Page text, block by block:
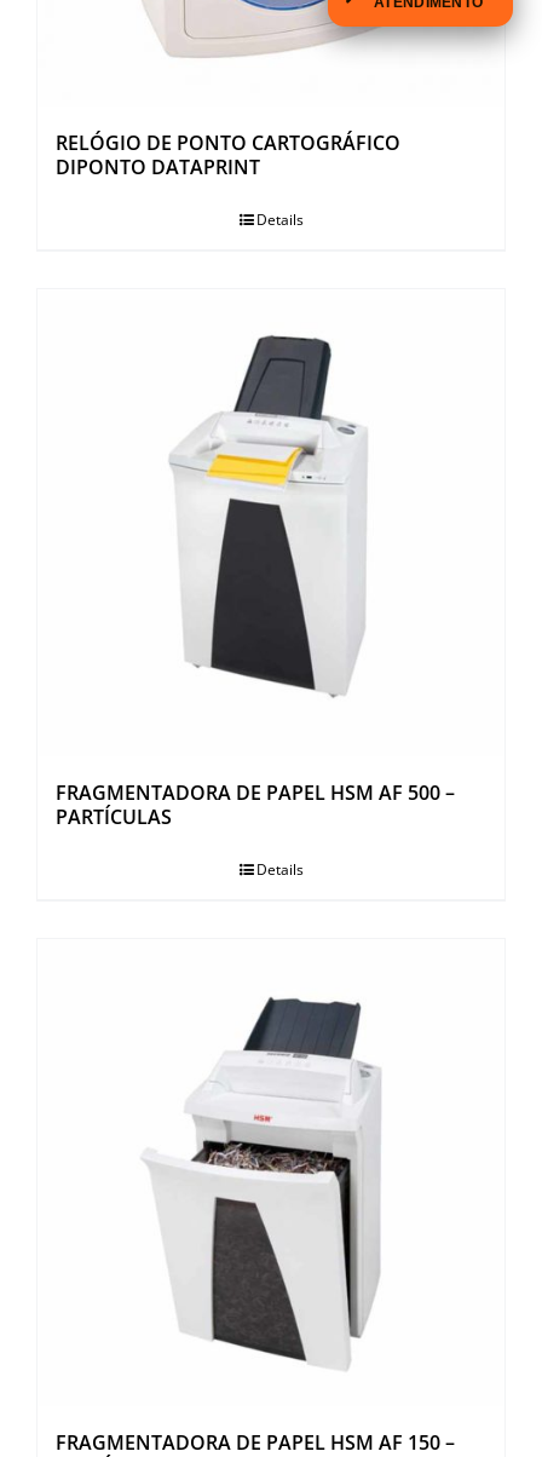
RELÓGIO DE PONTO CARTOGRÁFICO
DIPONTO DATAPRINT
Details
FRAGMENTADORA DE PAPEL HSM AF 500 –
PARTÍCULAS
Details
FRAGMENTADORA DE PAPEL HSM AF 150 –